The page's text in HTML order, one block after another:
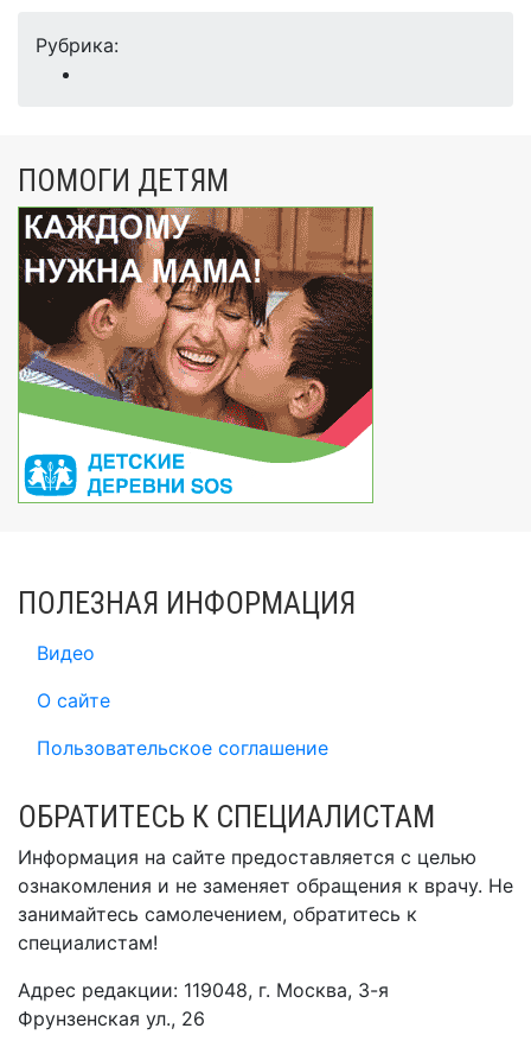
Рубрика:
ПОМОГИ ДЕТЯМ
ПОЛЕЗНАЯ ИНФОРМАЦИЯ
Видео
О сайте
Пользовательское соглашение
ОБРАТИТЕСЬ К СПЕЦИАЛИСТАМ
Информация на сайте предоставляется с целью
ознакомления и не заменяет обращения к врачу. Не
занимайтесь самолечением, обратитесь к
специалистам!
Адрес редакции: 119048, г. Москва, 3-я
Фрунзенская ул., 26